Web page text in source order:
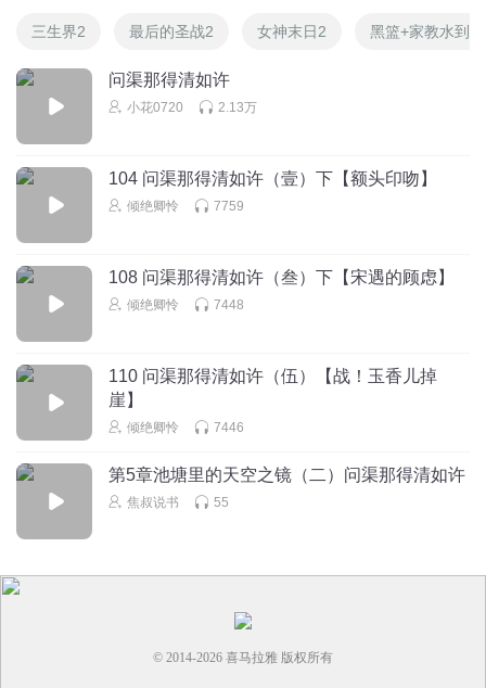
1
听友103242870
胖子不要你朗哥了吗
听友223977329
钱来这本书不行啊
回复
三生界2 最后的圣战2 女神末日2 黑篮+家教水到
问渠那得清如许
小花0720 2.13万
104 问渠那得清如许（壹）下【额头印吻】
倾绝卿怜 7759
108 问渠那得清如许（叁）下【宋遇的顾虑】
倾绝卿怜 7448
110 问渠那得清如许（伍）【战！玉香儿掉
崖】
倾绝卿怜 7446
第5章池塘里的天空之镜（二）问渠那得清如许
焦叔说书 55
© 2014-2026 喜马拉雅 版权所有